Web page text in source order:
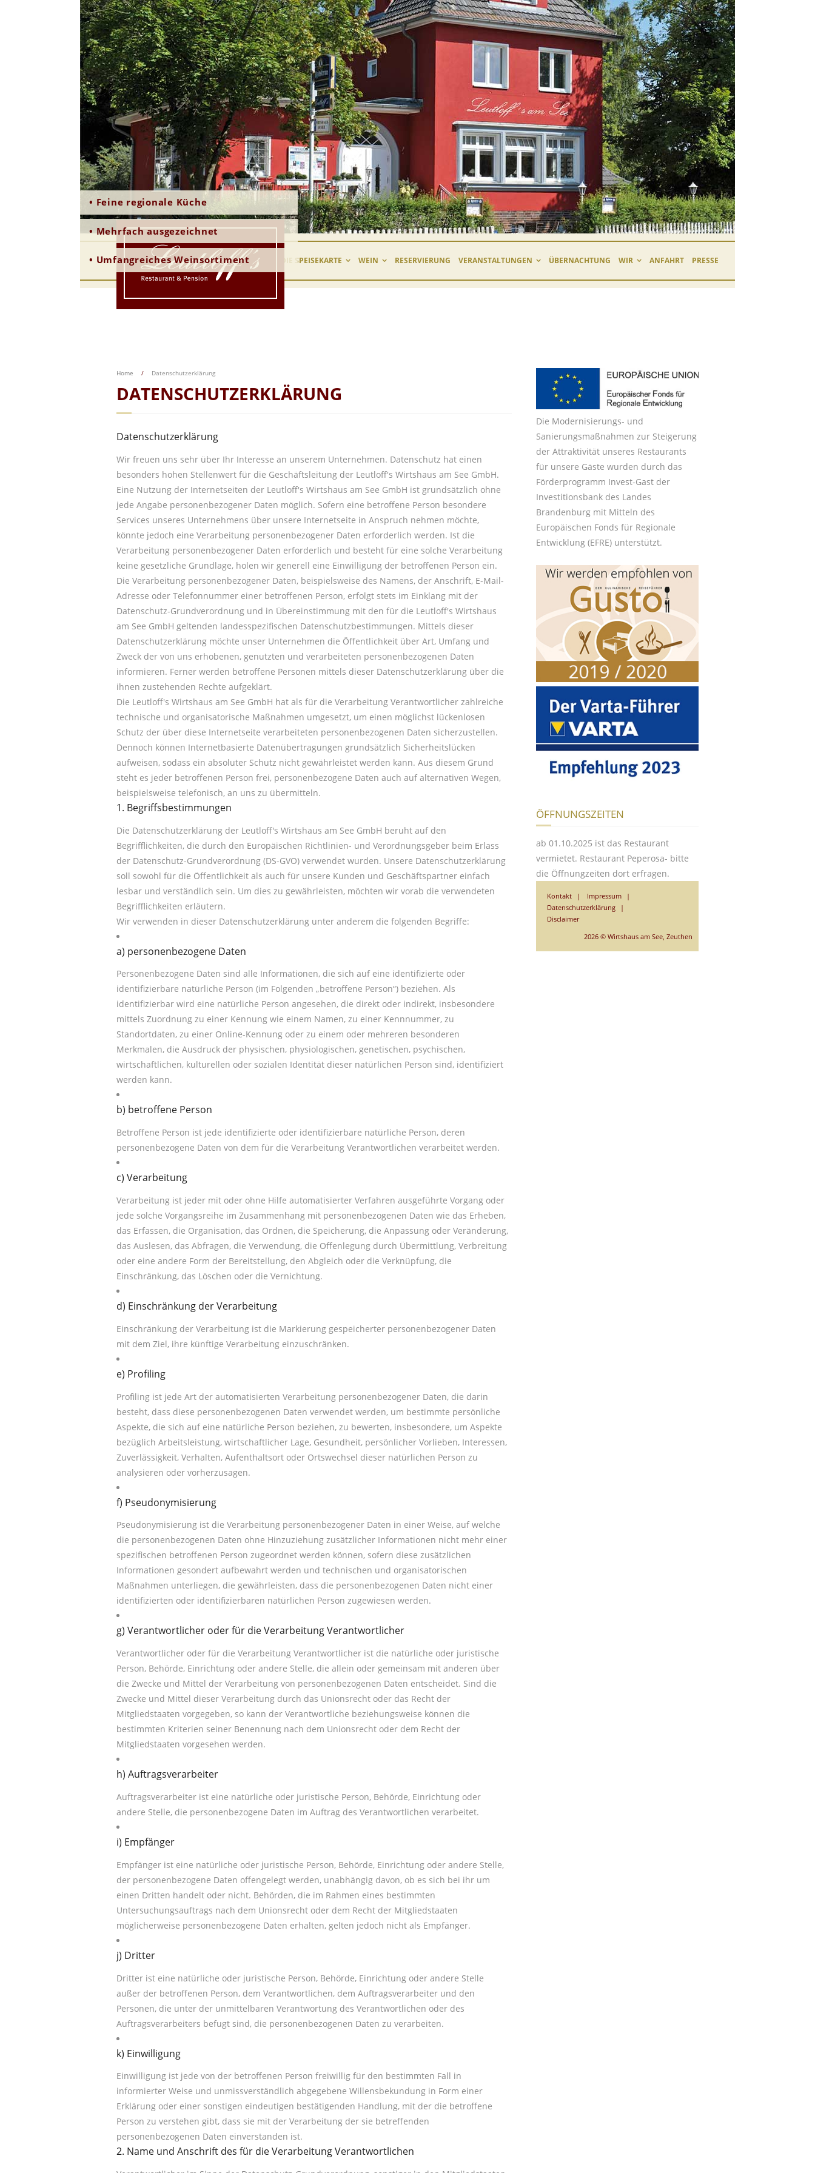
• Feine regionale Küche
• Mehrfach ausgezeichnet
• Umfangreiches Weinsortiment DIE SPEISEKARTE WEIN RESERVIERUNG VERANSTALTUNGEN ÜBERNACHTUNG WIR ANFAHRT PRESSE
DATENSCHUTZERKLÄRUNG
Home / Datenschutzerklärung
Datenschutzerklärung
Wir freuen uns sehr über Ihr Interesse an unserem Unternehmen. Datenschutz hat einen
besonders hohen Stellenwert für die Geschäftsleitung der Leutloff's Wirtshaus am See GmbH.
Eine Nutzung der Internetseiten der Leutloff's Wirtshaus am See GmbH ist grundsätzlich ohne
jede Angabe personenbezogener Daten möglich. Sofern eine betroffene Person besondere
Services unseres Unternehmens über unsere Internetseite in Anspruch nehmen möchte,
könnte jedoch eine Verarbeitung personenbezogener Daten erforderlich werden. Ist die
Verarbeitung personenbezogener Daten erforderlich und besteht für eine solche Verarbeitung
keine gesetzliche Grundlage, holen wir generell eine Einwilligung der betroffenen Person ein.
Die Verarbeitung personenbezogener Daten, beispielsweise des Namens, der Anschrift, E-Mail-
Adresse oder Telefonnummer einer betroffenen Person, erfolgt stets im Einklang mit der
Datenschutz-Grundverordnung und in Übereinstimmung mit den für die Leutloff's Wirtshaus
am See GmbH geltenden landesspezifischen Datenschutzbestimmungen. Mittels dieser
Datenschutzerklärung möchte unser Unternehmen die Öffentlichkeit über Art, Umfang und
Zweck der von uns erhobenen, genutzten und verarbeiteten personenbezogenen Daten
informieren. Ferner werden betroffene Personen mittels dieser Datenschutzerklärung über die
ihnen zustehenden Rechte aufgeklärt.
Die Leutloff's Wirtshaus am See GmbH hat als für die Verarbeitung Verantwortlicher zahlreiche
technische und organisatorische Maßnahmen umgesetzt, um einen möglichst lückenlosen
Schutz der über diese Internetseite verarbeiteten personenbezogenen Daten sicherzustellen.
Dennoch können Internetbasierte Datenübertragungen grundsätzlich Sicherheitslücken
aufweisen, sodass ein absoluter Schutz nicht gewährleistet werden kann. Aus diesem Grund
steht es jeder betroffenen Person frei, personenbezogene Daten auch auf alternativen Wegen,
beispielsweise telefonisch, an uns zu übermitteln.
1. Begriffsbestimmungen
Die Datenschutzerklärung der Leutloff's Wirtshaus am See GmbH beruht auf den
Begrifflichkeiten, die durch den Europäischen Richtlinien- und Verordnungsgeber beim Erlass
der Datenschutz-Grundverordnung (DS-GVO) verwendet wurden. Unsere Datenschutzerklärung
soll sowohl für die Öffentlichkeit als auch für unsere Kunden und Geschäftspartner einfach
lesbar und verständlich sein. Um dies zu gewährleisten, möchten wir vorab die verwendeten
Begrifflichkeiten erläutern.
Wir verwenden in dieser Datenschutzerklärung unter anderem die folgenden Begriffe:
a) personenbezogene Daten
Personenbezogene Daten sind alle Informationen, die sich auf eine identifizierte oder
identifizierbare natürliche Person (im Folgenden „betroffene Person“) beziehen. Als
identifizierbar wird eine natürliche Person angesehen, die direkt oder indirekt, insbesondere
mittels Zuordnung zu einer Kennung wie einem Namen, zu einer Kennnummer, zu
Standortdaten, zu einer Online-Kennung oder zu einem oder mehreren besonderen
Merkmalen, die Ausdruck der physischen, physiologischen, genetischen, psychischen,
wirtschaftlichen, kulturellen oder sozialen Identität dieser natürlichen Person sind, identifiziert
werden kann.
b) betroffene Person
Betroffene Person ist jede identifizierte oder identifizierbare natürliche Person, deren
personenbezogene Daten von dem für die Verarbeitung Verantwortlichen verarbeitet werden.
c) Verarbeitung
Verarbeitung ist jeder mit oder ohne Hilfe automatisierter Verfahren ausgeführte Vorgang oder
jede solche Vorgangsreihe im Zusammenhang mit personenbezogenen Daten wie das Erheben,
das Erfassen, die Organisation, das Ordnen, die Speicherung, die Anpassung oder Veränderung,
das Auslesen, das Abfragen, die Verwendung, die Offenlegung durch Übermittlung, Verbreitung
oder eine andere Form der Bereitstellung, den Abgleich oder die Verknüpfung, die
Einschränkung, das Löschen oder die Vernichtung.
d) Einschränkung der Verarbeitung
Einschränkung der Verarbeitung ist die Markierung gespeicherter personenbezogener Daten
mit dem Ziel, ihre künftige Verarbeitung einzuschränken.
e) Profiling
Profiling ist jede Art der automatisierten Verarbeitung personenbezogener Daten, die darin
besteht, dass diese personenbezogenen Daten verwendet werden, um bestimmte persönliche
Aspekte, die sich auf eine natürliche Person beziehen, zu bewerten, insbesondere, um Aspekte
bezüglich Arbeitsleistung, wirtschaftlicher Lage, Gesundheit, persönlicher Vorlieben, Interessen,
Zuverlässigkeit, Verhalten, Aufenthaltsort oder Ortswechsel dieser natürlichen Person zu
analysieren oder vorherzusagen.
f) Pseudonymisierung
Pseudonymisierung ist die Verarbeitung personenbezogener Daten in einer Weise, auf welche
die personenbezogenen Daten ohne Hinzuziehung zusätzlicher Informationen nicht mehr einer
spezifischen betroffenen Person zugeordnet werden können, sofern diese zusätzlichen
Informationen gesondert aufbewahrt werden und technischen und organisatorischen
Maßnahmen unterliegen, die gewährleisten, dass die personenbezogenen Daten nicht einer
identifizierten oder identifizierbaren natürlichen Person zugewiesen werden.
g) Verantwortlicher oder für die Verarbeitung Verantwortlicher
Verantwortlicher oder für die Verarbeitung Verantwortlicher ist die natürliche oder juristische
Person, Behörde, Einrichtung oder andere Stelle, die allein oder gemeinsam mit anderen über
die Zwecke und Mittel der Verarbeitung von personenbezogenen Daten entscheidet. Sind die
Zwecke und Mittel dieser Verarbeitung durch das Unionsrecht oder das Recht der
Mitgliedstaaten vorgegeben, so kann der Verantwortliche beziehungsweise können die
bestimmten Kriterien seiner Benennung nach dem Unionsrecht oder dem Recht der
Mitgliedstaaten vorgesehen werden.
h) Auftragsverarbeiter
Auftragsverarbeiter ist eine natürliche oder juristische Person, Behörde, Einrichtung oder
andere Stelle, die personenbezogene Daten im Auftrag des Verantwortlichen verarbeitet.
i) Empfänger
Empfänger ist eine natürliche oder juristische Person, Behörde, Einrichtung oder andere Stelle,
der personenbezogene Daten offengelegt werden, unabhängig davon, ob es sich bei ihr um
einen Dritten handelt oder nicht. Behörden, die im Rahmen eines bestimmten
Untersuchungsauftrags nach dem Unionsrecht oder dem Recht der Mitgliedstaaten
möglicherweise personenbezogene Daten erhalten, gelten jedoch nicht als Empfänger.
j) Dritter
Dritter ist eine natürliche oder juristische Person, Behörde, Einrichtung oder andere Stelle
außer der betroffenen Person, dem Verantwortlichen, dem Auftragsverarbeiter und den
Personen, die unter der unmittelbaren Verantwortung des Verantwortlichen oder des
Auftragsverarbeiters befugt sind, die personenbezogenen Daten zu verarbeiten.
k) Einwilligung
Einwilligung ist jede von der betroffenen Person freiwillig für den bestimmten Fall in
informierter Weise und unmissverständlich abgegebene Willensbekundung in Form einer
Erklärung oder einer sonstigen eindeutigen bestätigenden Handlung, mit der die betroffene
Person zu verstehen gibt, dass sie mit der Verarbeitung der sie betreffenden
personenbezogenen Daten einverstanden ist.
2. Name und Anschrift des für die Verarbeitung Verantwortlichen
Die Modernisierungs- und
Sanierungsmaßnahmen zur Steigerung
der Attraktivität unseres Restaurants
für unsere Gäste wurden durch das
Förderprogramm Invest-Gast der
Investitionsbank des Landes
Brandenburg mit Mitteln des
Europäischen Fonds für Regionale
Entwicklung (EFRE) unterstützt.
ÖFFNUNGSZEITEN
ab 01.10.2025 ist das Restaurant
vermietet. Restaurant Peperosa- bitte
die Öffnungzeiten dort erfragen.
Kontakt
Impressum
Datenschutzerklärung
Disclaimer
2026 © Wirtshaus am See, Zeuthen